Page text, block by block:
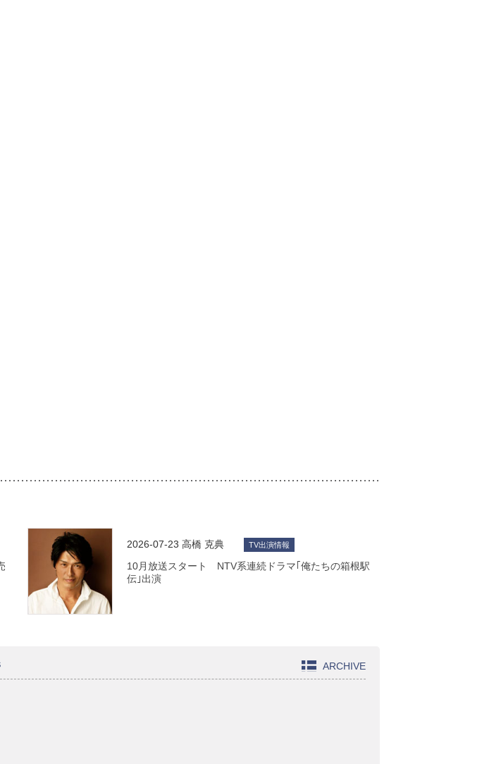
2026-07-23 高橋 克典 TV出演情報
10月放送スタート NTV系連続ドラマ｢俺たちの箱根駅
伝｣出演
ARCHIVE